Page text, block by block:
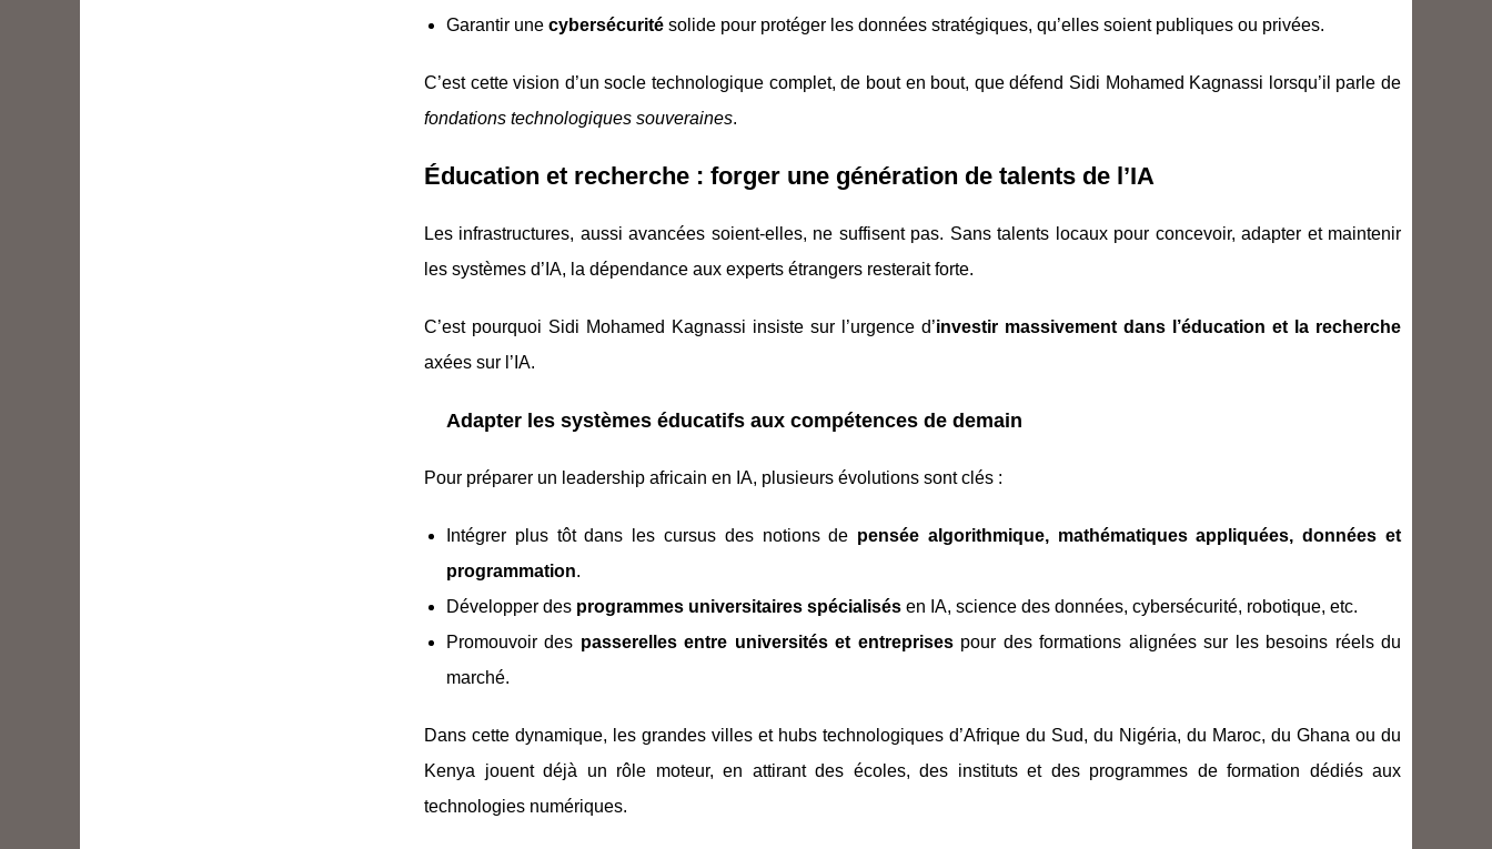
Garantir une cybersécurité solide pour protéger les données stratégiques, qu’elles soient publiques ou privées.
C’est cette vision d’un socle technologique complet, de bout en bout, que défend Sidi Mohamed Kagnassi lorsqu’il parle de
fondations technologiques souveraines.
Éducation et recherche : forger une génération de talents de l’IA
Les infrastructures, aussi avancées soient-elles, ne suffisent pas. Sans talents locaux pour concevoir, adapter et maintenir
les systèmes d’IA, la dépendance aux experts étrangers resterait forte.
C’est pourquoi Sidi Mohamed Kagnassi insiste sur l’urgence d’investir massivement dans l’éducation et la recherche
axées sur l’IA.
Adapter les systèmes éducatifs aux compétences de demain
Pour préparer un leadership africain en IA, plusieurs évolutions sont clés :
Intégrer plus tôt dans les cursus des notions de pensée algorithmique, mathématiques appliquées, données et
programmation.
Développer des programmes universitaires spécialisés en IA, science des données, cybersécurité, robotique, etc.
Promouvoir des passerelles entre universités et entreprisespour des formations alignées sur les besoins réels du
marché.
Dans cette dynamique, les grandes villes et hubs technologiques d’Afrique du Sud, du Nigéria, du Maroc, du Ghana ou du
Kenya jouent déjà un rôle moteur, en attirant des écoles, des instituts et des programmes de formation dédiés aux
technologies numériques.